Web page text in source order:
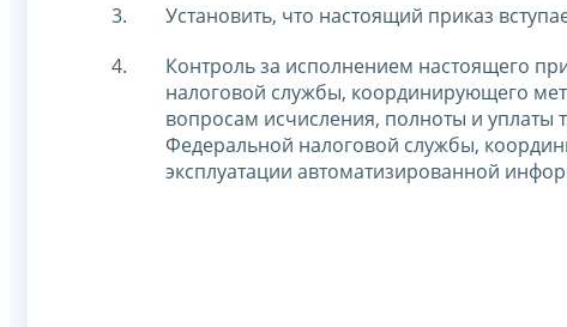
Установить, что настоящий приказ
Контроль за исполнением настоящего
налоговой службы, координирующего
вопросам исчисления, полноты и уплаты
Федеральной налоговой службы,
эксплуатации автоматизированной